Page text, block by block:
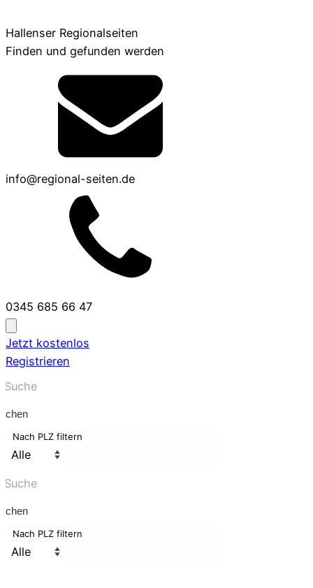
Hallenser Regionalseiten
Finden und gefunden werden
info@regional-seiten.de
0345 685 66 47
Jetzt kostenlos
Registrieren
Nach PLZ filtern
Nach PLZ filtern